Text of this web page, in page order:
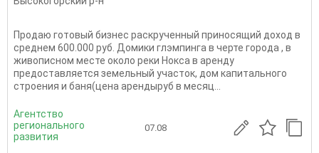
Продаю готовый бизнес раскрученный приносящий доход в
среднем 600.000 руб. Домики глэмпинга в черте города , в
живописном месте около реки Нокса в аренду
предоставляется земельный участок, дом капитального
строения и баня(цена арендыруб в месяц...
Агентство
регионального
развития
07.08